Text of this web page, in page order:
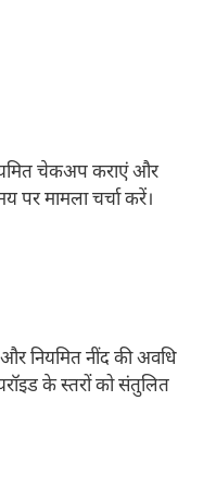
चेकअप कराएं और
मामला चर्चा करें।
और नियमित नींद की अवधि
के स्तरों को संतुलित